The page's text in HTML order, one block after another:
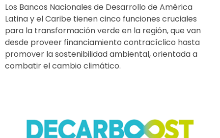
Los Bancos Nacionales de Desarrollo de América
Latina y el Caribe tienen cinco funciones cruciales
para la transformación verde en la región, que van
desde proveer financiamiento contracíclico hasta
promover la sostenibilidad ambiental, orientada a
combatir el cambio climático.